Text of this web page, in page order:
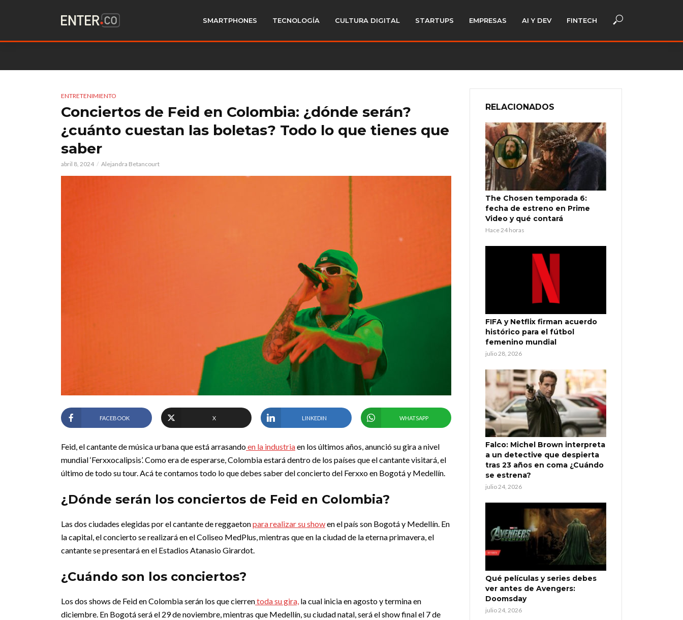
SMARTPHONES TECNOLOGÍA CULTURA DIGITAL STARTUPS EMPRESAS AI Y DEV FINTECH
ENTRETENIMIENTO
Conciertos de Feid en Colombia: ¿dónde serán?
¿cuánto cuestan las boletas? Todo lo que tienes que
saber
abril 8, 2024 Alejandra Betancourt
FACEBOOK X LINKEDIN WHATSAPP
Feid, el cantante de música urbana que está arrasandoen la industriaen los últimos años, anunció su gira a nivel
mundial ‘Ferxxocalipsis’. Como era de esperarse, Colombia estará dentro de los países que el cantante visitará, el
último de todo su tour. Acá te contamos todo lo que debes saber del concierto del Ferxxo en Bogotá y Medellín.
¿Dónde serán los conciertos de Feid en Colombia?
Las dos ciudades elegidas por el cantante de reggaetonpara realizar su showen el país son Bogotá y Medellín. En
la capital, el concierto se realizará en el Coliseo MedPlus, mientras que en la ciudad de la eterna primavera, el
cantante se presentará en el Estadios Atanasio Girardot.
¿Cuándo son los conciertos?
Los dos shows de Feid en Colombia serán los que cierrentoda su gira, la cual inicia en agosto y termina en
diciembre. En Bogotá será el 29 de noviembre, mientras que Medellín, su ciudad natal, será el show final el 7 de
RELACIONADOS
The Chosen temporada 6:
fecha de estreno en Prime
Video y qué contará
Hace 24 horas
FIFA y Netflix firman acuerdo
histórico para el fútbol
femenino mundial
julio 28, 2026
Falco: Michel Brown interpreta
a un detective que despierta
tras 23 años en coma ¿Cuándo
se estrena?
julio 24, 2026
Qué películas y series debes
ver antes de Avengers:
Doomsday
julio 24, 2026